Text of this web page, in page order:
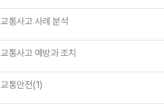
교통사고 사례 분석
교통사고 예방과 조치
교통안전(1)